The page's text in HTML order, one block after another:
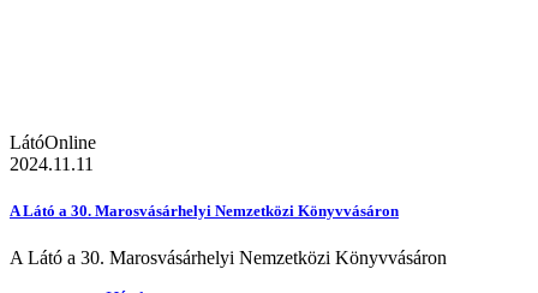
LátóOnline
2024.11.11
A Látó a 30. Marosvásárhelyi Nemzetközi Könyvvásáron
A Látó a 30. Marosvásárhelyi Nemzetközi Könyvvásáron